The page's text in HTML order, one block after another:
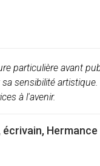
particulière avant
sensibilité
à l'avenir.
Hermance